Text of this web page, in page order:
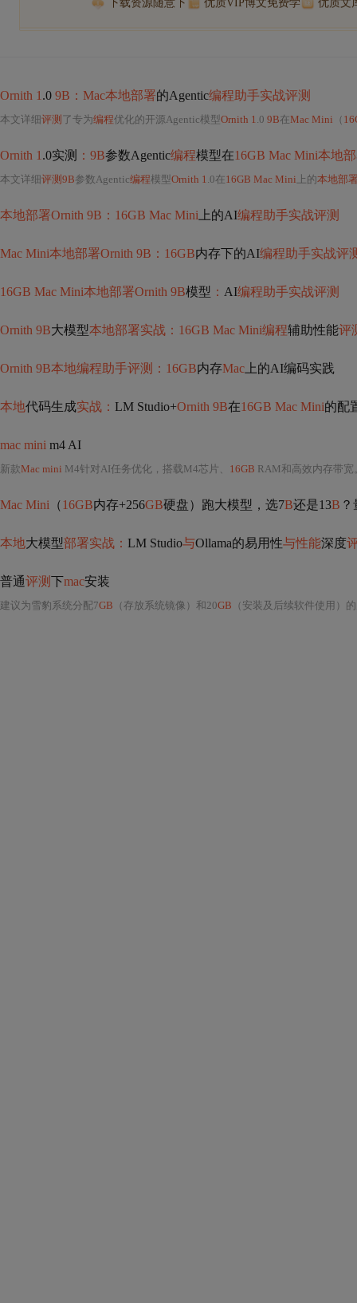
下载资源随意下 优质VIP博文免费学 优质文
Ornith 1 .0 9B：Mac本地部署的Agentic编程助手实战评测
本文详细评测 了专为编程优化的开源Agentic模型Ornith 1.0 9B在Mac Mini （
Ornith 1 .0实测 ：9B参数Agentic编程模型在16GB Mac Mini本地
本文详细评测9B参数Agentic编程模型Ornith 1.0在16GB Mac Mini 上的本地部
本地部署Ornith 9B：16GB Mac Mini 上的AI编程助手实战评测
Mac Mini本地部署Ornith 9B：16GB内存下的AI编程助手实战评
16GB Mac Mini本地部署Ornith 9B模型 ： AI编程助手实战评测
Ornith 9B大模型本地部署实战：16GB Mac Mini编程辅助性能评
Ornith 9B本地编程助手评测：16GB内存Mac 上的AI编码实践
本地代码生成实战： LM Studio+Ornith 9B在16GB Mac Mini的配
mac mini m4 AI
新款Mac mini M4针对AI任务优化，搭载M4芯片、 16GB RAM和高效内存带宽
Mac Mini （16GB内存+256GB硬盘）跑大模型，选7B还是13B
本地大模型部署实战： LM Studio与Ollama的易用性与性能深度
普通评测 下mac安装
建议为雪豹系统分配7GB （存放系统镜像）和20GB （安装及后续软件使用）的空间。需要